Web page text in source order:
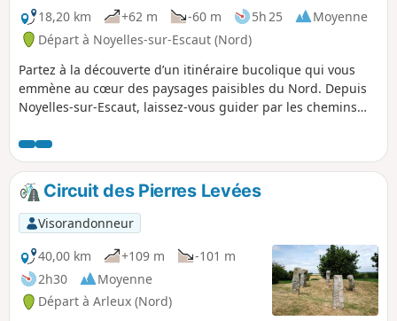
18,20 km
+62 m -60 m 5h 25
Moyenne
Départ à Noyelles-sur-Escaut (Nord)
Partez à la découverte d’un itinéraire bucolique qui vous
emmène au cœur des paysages paisibles du Nord. Depuis
Noyelles-sur-Escaut, laissez-vous guider par les chemins
deux villages empreints de charme et d’histoire. Ce
parcours, à la fois doux et ressourçant, est une véritable
parenthèse de tranquillité, idéale pour les amateurs de
balades à pied ou à vélo en quête de nature et
d’authenticité. Entre rivières, petits bois et champs ouverts,
chaque détour vous réserve une nouvelle perspective sur le
patrimoine rural de la région. Prêt(e) à respirer l’air frais et
à savourer le calme des sentiers oubliés ? Ce trajet est une
invitation à ralentir, à observer, et à se reconnecter à
l’essentiel.
Circuit des Pierres Levées
Visorandonneur
40,00 km
+109 m
-101 m
2h30
Moyenne
Départ à Arleux (Nord)